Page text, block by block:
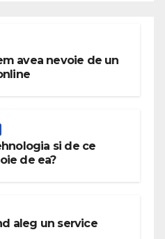
avea nevoie de un
si de ce
de ea?
aleg un service